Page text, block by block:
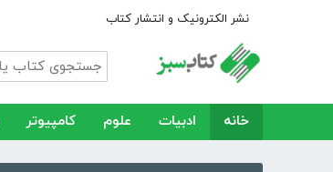
نشر الکترونیک و انتشار کتاب
خانه ادبیات علوم کامپیوتر